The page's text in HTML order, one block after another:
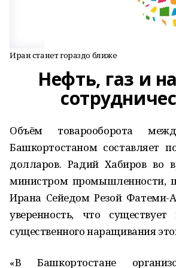
Иран станет гораздо ближе
Нефть, газ и
Объём товарооборота
Башкортостаном составляет
долларов. Радий Хабиров во
министром промышленности,
Ирана Сейедом Резой Фатеми-
уверенность, что
существенного наращивания
«В Башкортостане